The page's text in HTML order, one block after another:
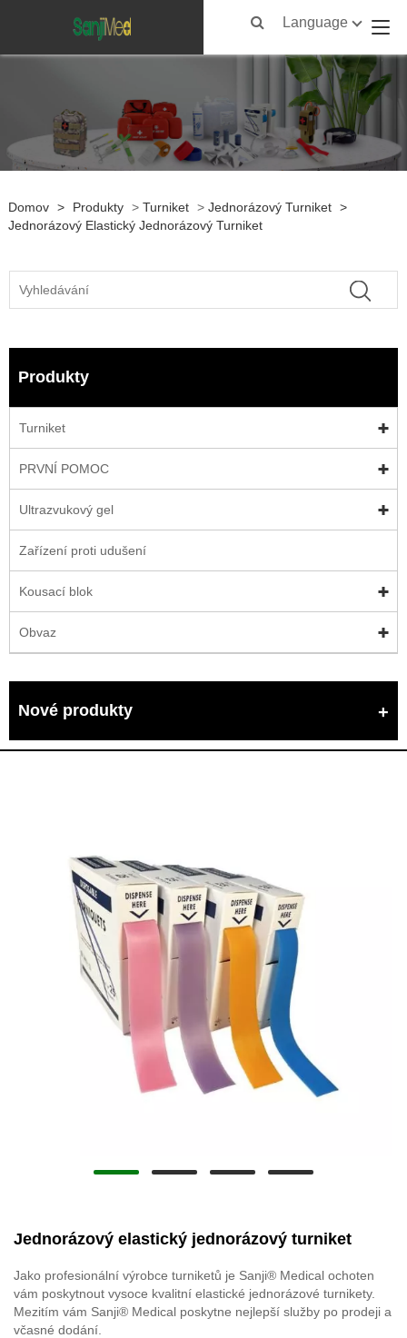
Language
Domov > Produkty > Turniket > Jednorázový Turniket >
Jednorázový Elastický Jednorázový Turniket
Produkty
Turniket
PRVNÍ POMOC
Ultrazvukový gel
Zařízení proti udušení
Kousací blok
Obvaz
Nové produkty
Jednorázový elastický jednorázový turniket
Jako profesionální výrobce turniketů je Sanji® Medical ochoten
vám poskytnout vysoce kvalitní elastické jednorázové turnikety.
Mezitím vám Sanji® Medical poskytne nejlepší služby po prodeji a
včasné dodání.